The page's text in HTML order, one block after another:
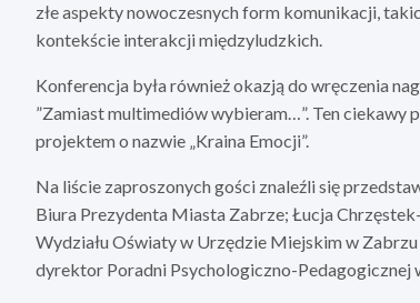
złe aspekty nowoczesnych form komunikacji,
kontekście interakcji międzyludzkich.
Konferencja była również okazją do wręczenia
”Zamiast multimediów wybieram…”. Ten ciekawy
projektem o nazwie „Kraina Emocji”.
Na liście zaproszonych gości znaleźli się
Biura Prezydenta Miasta Zabrze; Łucja
Wydziału Oświaty w Urzędzie Miejskim w
dyrektor Poradni Psychologiczno-Pedagogicznej